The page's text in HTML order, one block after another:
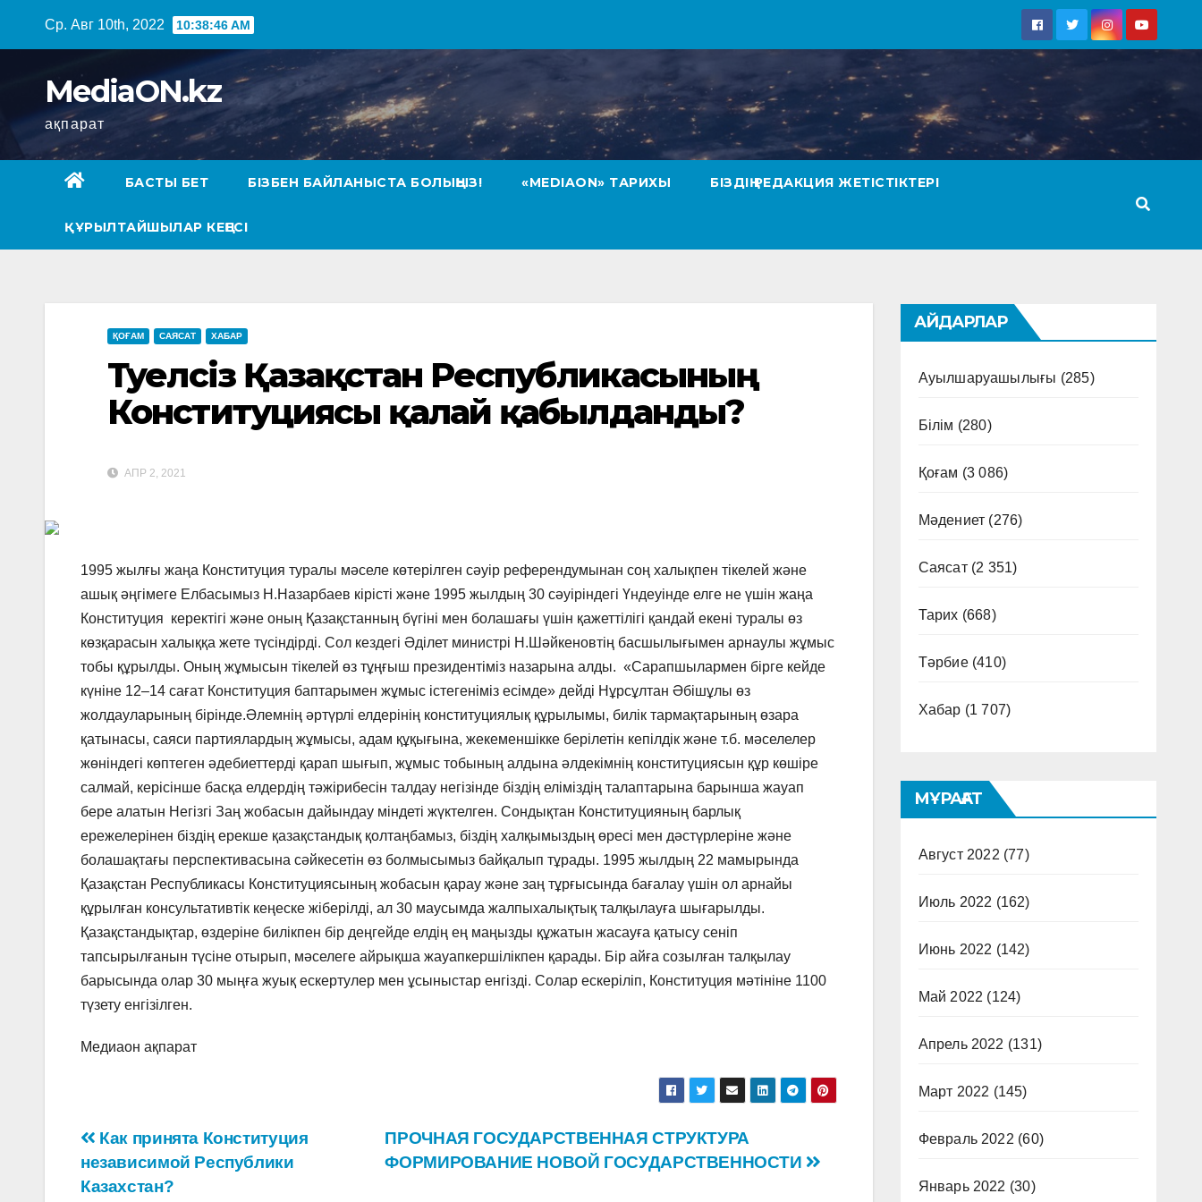
Ср. Авг 10th, 2022 10:38:46 AM
MediaON.kz
ақпарат
БАСТЫ БЕТ БІЗБЕН БАЙЛАНЫСТА БОЛЫҢЫЗ! «MEDIAON» ТАРИХЫ БІЗДІҢ РЕДАКЦИЯ ЖЕТІСТІКТЕРІ
ҚҰРЫЛТАЙШЫЛАР КЕҢЕСІ
ҚОҒАМ САЯСАТ ХАБАР
Тәуелсіз Қазақстан Республикасының
Конституциясы қалай қабылданды?
АПР 2, 2021
1995 жылғы жаңа Конституция туралы мәселе көтерілген сәуір референдумынан соң халықпен тікелей және
ашық әңгімеге Елбасымыз Н.Назарбаев кірісті және 1995 жылдың 30 сәуіріндегі Үндеуінде елге не үшін жаңа
Конституция керектігі және оның Қазақстанның бүгіні мен болашағы үшін қажеттілігі қандай екені туралы өз
көзқарасын халыққа жете түсіндірді. Сол кездегі Әділет министрі Н.Шәйкеновтің басшылығымен арнаулы жұмыс
тобы құрылды. Оның жұмысын тікелей өз тұңғыш президентіміз назарына алды. «Сарапшылармен бірге кейде
күніне 12–14 сағат Конституция баптарымен жұмыс істегеніміз есімде» дейді Нұрсұлтан Әбішұлы өз
жолдауларының бірінде.Әлемнің әртүрлі елдерінің конституциялық құрылымы, билік тармақтарының өзара
қатынасы, саяси партиялардың жұмысы, адам құқығына, жекеменшікке берілетін кепілдік және т.б. мәселелер
жөніндегі көптеген әдебиеттерді қарап шығып, жұмыс тобының алдына әлдекімнің конституциясын құр көшіре
салмай, керісінше басқа елдердің тәжірибесін талдау негізінде біздің еліміздің талаптарына барынша жауап
бере алатын Негізгі Заң жобасын дайындау міндеті жүктелген. Сондықтан Конституцияның барлық
ережелерінен біздің ерекше қазақстандық қолтаңбамыз, біздің халқымыздың өресі мен дәстүрлеріне және
болашақтағы перспективасына сәйкесетін өз болмысымыз байқалып тұрады. 1995 жылдың 22 мамырында
Қазақстан Республикасы Конституциясының жобасын қарау және заң тұрғысында бағалау үшін ол арнайы
құрылған консультативтік кеңеске жіберілді, ал 30 маусымда жалпыхалықтық талқылауға шығарылды.
Қазақстандықтар, өздеріне билікпен бір деңгейде елдің ең маңызды құжатын жасауға қатысу сеніп
тапсырылғанын түсіне отырып, мәселеге айрықша жауапкершілікпен қарады. Бір айға созылған талқылау
барысында олар 30 мыңға жуық ескертулер мен ұсыныстар енгізді. Солар ескеріліп, Конституция мәтініне 1100
түзету енгізілген.
Медиаон ақпарат
Навигация
по
ПРОЧНАЯ ГОСУДАРСТВЕННАЯ СТРУКТУРА
ФОРМИРОВАНИЕ НОВОЙ ГОСУДАРСТВЕННОСТИ
Как принята Конституция
независимой Республики
Казахстан?
АЙДАРЛАР
Ауылшаруашылығы (285)
Білім (280)
Қоғам (3 086)
Мәдениет (276)
Саясат(2 351)
Тарих (668)
Тәрбие(410)
Хабар (1 707)
МҰРАҒАТ
Август 2022 (77)
Июль 2022 (162)
Июнь 2022 (142)
Май 2022 (124)
Апрель 2022 (131)
Март 2022 (145)
Февраль 2022 (60)
Январь 2022 (30)